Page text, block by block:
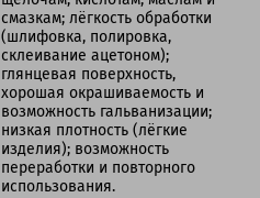
смазкам; лёгкость обработки
(шлифовка, полировка,
склеивание ацетоном);
глянцевая поверхность,
хорошая окрашиваемость и
возможность гальванизации;
низкая плотность (лёгкие
изделия); возможность
переработки и повторного
использования.